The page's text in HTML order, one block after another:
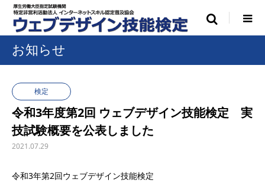
お知らせ
検定
令和3年度第2回 ウェブデザイン技能検定 実
技試験概要を公表しました
2021.07.29
令和3年第2回ウェブデザイン技能検定